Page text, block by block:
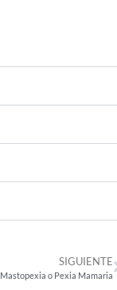
SIGUIENTE
Mastopexia o Pexia Mamaria